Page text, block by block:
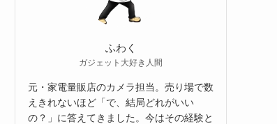
ふわく
ガジェット大好き人間
元・家電量販店のカメラ担当。売り場で数
えきれないほど「で、結局どれがいい
の？」に答えてきました。今はその経験と